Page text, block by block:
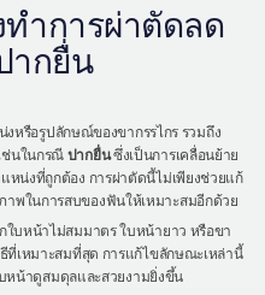
ำการผ่าตัดลด
ากยื่น
หรือรูปลักษณ์ของขากรรไกร รวมถึง
ช่นในกรณีปากยื่นซึ่งเป็นการเคลื่อนย้าย
หน่งที่ถูกต้อง การผ่าตัดนี้ไม่เพียงช่วยแก้
พในการสบของฟันให้เหมาะสมอีกด้วย
ใบหน้าไม่สมมาตร ใบหน้ายาว หรือขา
ที่เหมาะสมที่สุด การแก้ไขลักษณะเหล่านี้
หน้าดูสมดุลและสวยงามยิ่งขึ้น